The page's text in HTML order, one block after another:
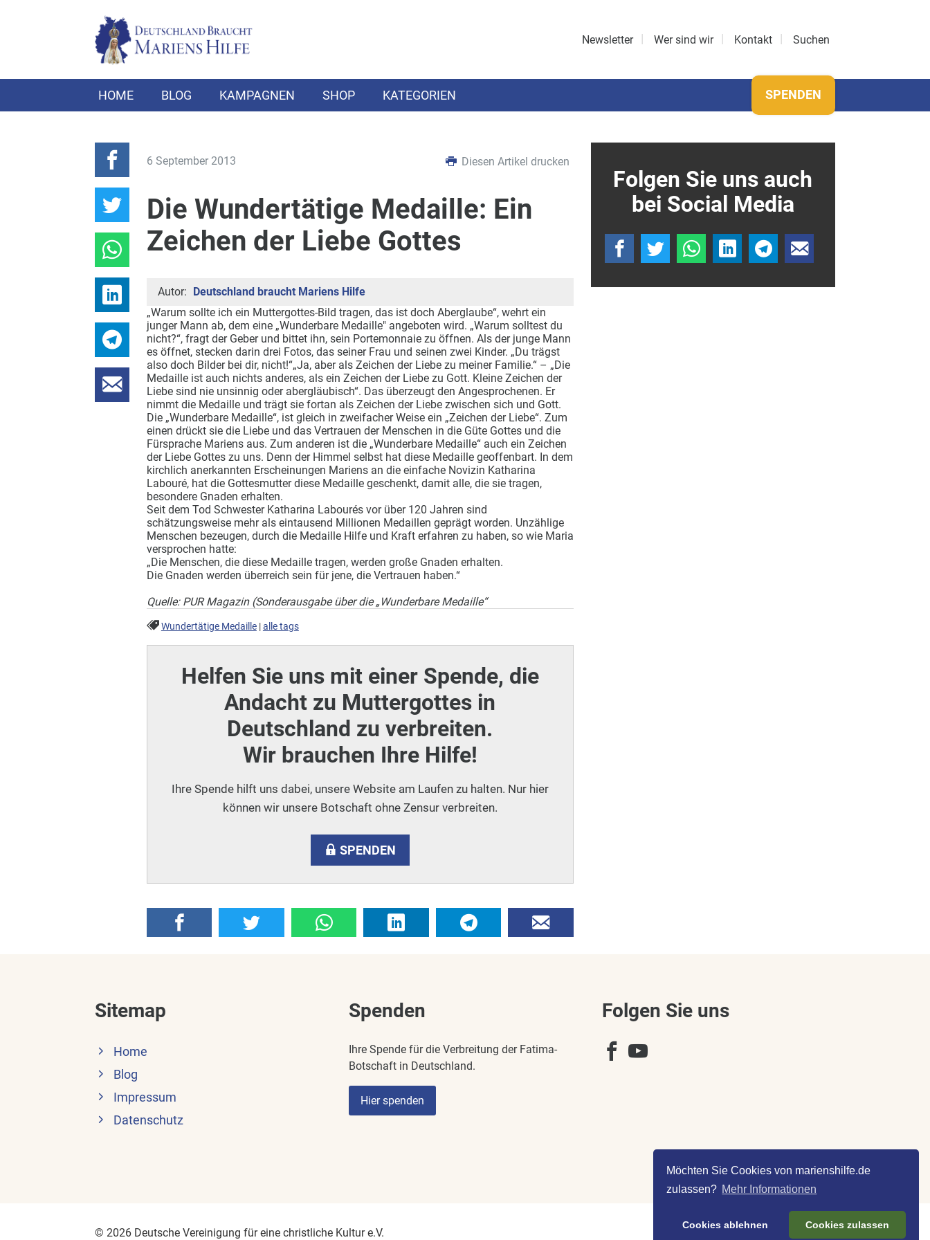
Möchten Sie Cookies von marienshilfe.de
zulassen? Mehr Informationen
Cookies ablehnen Cookies zulassen
Newsletter Wer sind wir Kontakt Suchen
HOME BLOG KAMPAGNEN SHOP KATEGORIEN SPENDEN
6 September 2013 Diesen Artikel drucken
Die Wundertätige Medaille: Ein
Zeichen der Liebe Gottes
Autor: Deutschland braucht Mariens Hilfe
„Warum sollte ich ein Muttergottes-Bild tragen, das ist doch Aberglaube“, wehrt ein
junger Mann ab, dem eine „Wunderbare Medaille" angeboten wird. „Warum solltest du
nicht?“, fragt der Geber und bittet ihn, sein Portemonnaie zu öffnen. Als der junge Mann
es öffnet, stecken darin drei Fotos, das seiner Frau und seinen zwei Kinder. „Du trägst
also doch Bilder bei dir, nicht!“„Ja, aber als Zeichen der Liebe zu meiner Familie.“ – „Die
Medaille ist auch nichts anderes, als ein Zeichen der Liebe zu Gott. Kleine Zeichen der
Liebe sind nie unsinnig oder abergläubisch“. Das überzeugt den Angesprochenen. Er
nimmt die Medaille und trägt sie fortan als Zeichen der Liebe zwischen sich und Gott.
Die „Wunderbare Medaille“, ist gleich in zweifacher Weise ein „Zeichen der Liebe“. Zum
einen drückt sie die Liebe und das Vertrauen der Menschen in die Güte Gottes und die
Fürsprache Mariens aus. Zum anderen ist die „Wunderbare Medaille“ auch ein Zeichen
der Liebe Gottes zu uns. Denn der Himmel selbst hat diese Medaille geoffenbart. In dem
kirchlich anerkannten Erscheinungen Mariens an die einfache Novizin Katharina
Labouré, hat die Gottesmutter diese Medaille geschenkt, damit alle, die sie tragen,
besondere Gnaden erhalten.
Seit dem Tod Schwester Katharina Labourés vor über 120 Jahren sind
schätzungsweise mehr als eintausend Millionen Medaillen geprägt worden. Unzählige
Menschen bezeugen, durch die Medaille Hilfe und Kraft erfahren zu haben, so wie Maria
versprochen hatte:
„Die Menschen, die diese Medaille tragen, werden große Gnaden erhalten.
Die Gnaden werden überreich sein für jene, die Vertrauen haben.“
Quelle: PUR Magazin (Sonderausgabe über die „Wunderbare Medaille“
Wundertätige Medaille|alle tags
Helfen Sie uns mit einer Spende, die
Andacht zu Muttergottes in
Deutschland zu verbreiten.
Wir brauchen Ihre Hilfe!
Ihre Spende hilft uns dabei, unsere Website am Laufen zu halten. Nur hier
können wir unsere Botschaft ohne Zensur verbreiten.
SPENDEN
Folgen Sie uns auch
bei Social Media
Sitemap
Home
Blog
Impressum
Datenschutz
Spenden
Ihre Spende für die Verbreitung der Fatima-
Botschaft in Deutschland.
Hier spenden
Folgen Sie uns
© 2026 Deutsche Vereinigung für eine christliche Kultur e.V.